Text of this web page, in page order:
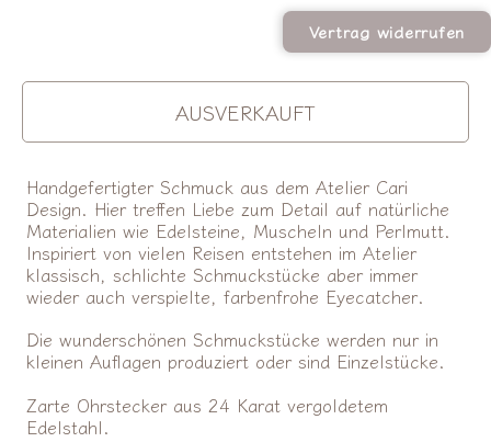
VORRÄTIG
AUSVERKAUFT
Handgefertigter Schmuck aus dem Atelier Cari
Design. Hier treffen Liebe zum Detail auf natürliche
Materialien wie Edelsteine, Muscheln und Perlmutt.
Inspiriert von vielen Reisen entstehen im Atelier
klassisch, schlichte Schmuckstücke aber immer
wieder auch verspielte, farbenfrohe Eyecatcher.
Die wunderschönen Schmuckstücke werden nur in
kleinen Auflagen produziert oder sind Einzelstücke.
Zarte Ohrstecker aus 24 Karat vergoldetem
Edelstahl.
Vertrag widerrufen